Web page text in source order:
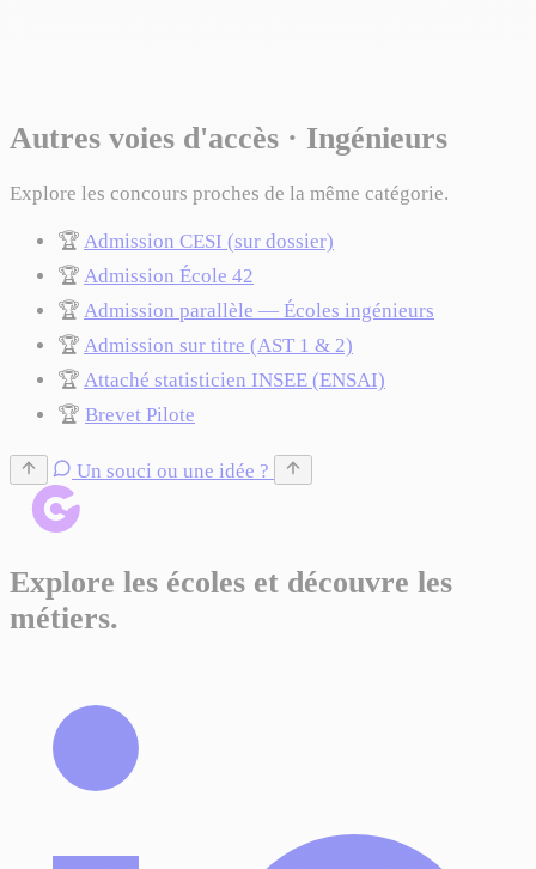
Autres voies d'accès · Ingénieurs
Explore les concours proches de la même catégorie.
🏆 Admission CESI (sur dossier)
🏆 Admission École 42
🏆 Admission parallèle — Écoles ingénieurs
🏆 Admission sur titre (AST 1 & 2)
🏆 Attaché statisticien INSEE (ENSAI)
🏆 Brevet Pilote
Un souci ou une idée ?
Explore les écoles et découvre les
métiers.